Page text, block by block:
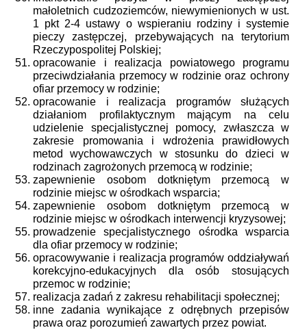
małoletnich cudzoziemców, niewymienionych w ust.
1 pkt 2-4 ustawy o wspieraniu rodziny i systemie
pieczy zastępczej, przebywających na terytorium
Rzeczypospolitej Polskiej;
opracowanie i realizacja powiatowego programu
przeciwdziałania przemocy w rodzinie oraz ochrony
ofiar przemocy w rodzinie;
opracowanie i realizacja programów służących
działaniom profilaktycznym mającym na celu
udzielenie specjalistycznej pomocy, zwłaszcza w
zakresie promowania i wdrożenia prawidłowych
metod wychowawczych w stosunku do dzieci w
rodzinach zagrożonych przemocą w rodzinie;
zapewnienie osobom dotkniętym przemocą w
rodzinie miejsc w ośrodkach wsparcia;
zapewnienie osobom dotkniętym przemocą w
rodzinie miejsc w ośrodkach interwencji kryzysowej;
prowadzenie specjalistycznego ośrodka wsparcia
dla ofiar przemocy w rodzinie;
opracowywanie i realizacja programów oddziaływań
korekcyjno-edukacyjnych dla osób stosujących
przemoc w rodzinie;
realizacja zadań z zakresu rehabilitacji społecznej;
inne zadania wynikające z odrębnych przepisów
prawa oraz porozumień zawartych przez powiat.